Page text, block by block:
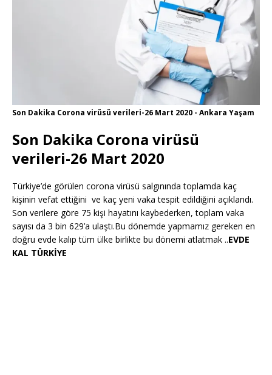
Son Dakika Corona virüsü verileri-26 Mart 2020 - Ankara Yaşam
Son Dakika Corona virüsü
verileri-26 Mart 2020
Türkiye’de görülen corona virüsü salgınında toplamda kaç
kişinin vefat ettiğini ve kaç yeni vaka tespit edildiğini açıklandı.
Son verilere göre 75 kişi hayatını kaybederken, toplam vaka
sayısı da 3 bin 629’a ulaştı.Bu dönemde yapmamız gereken en
doğru evde kalıp tüm ülke birlikte bu dönemi atlatmak ..EVDE
KAL TÜRKİYE